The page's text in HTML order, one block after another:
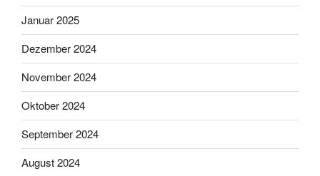
Januar 2025
Dezember 2024
November 2024
Oktober 2024
September 2024
August 2024